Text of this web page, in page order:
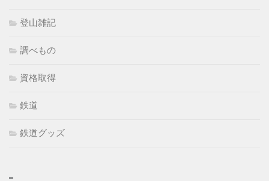
登山雑記
調べもの
資格取得
鉄道
鉄道グッズ